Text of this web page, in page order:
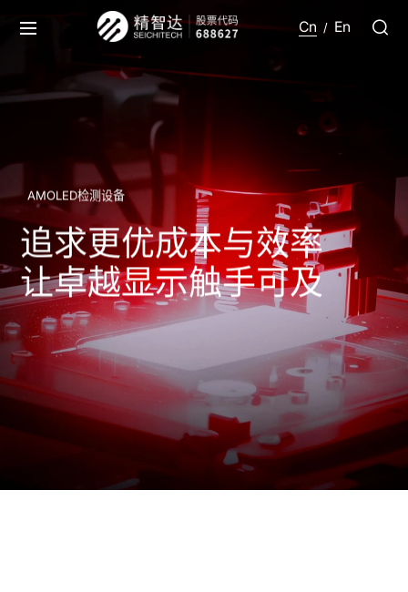
Cn / En
AMOLED检测设备
追求更优成本与效率
让卓越显示触手可及​